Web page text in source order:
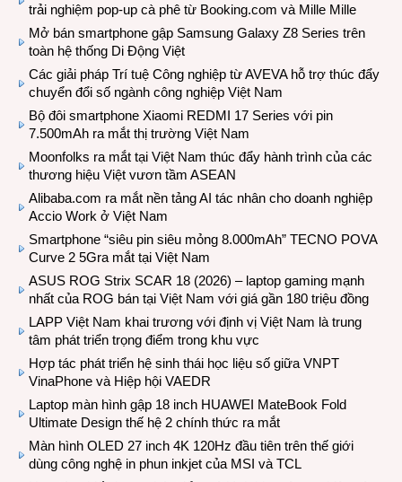
trải nghiệm pop-up cà phê từ Booking.com và Mille Mille
Mở bán smartphone gập Samsung Galaxy Z8 Series trên
toàn hệ thống Di Động Việt
Các giải pháp Trí tuệ Công nghiệp từ AVEVA hỗ trợ thúc đẩy
chuyển đổi số ngành công nghiệp Việt Nam
Bộ đôi smartphone Xiaomi REDMI 17 Series với pin
7.500mAh ra mắt thị trường Việt Nam
Moonfolks ra mắt tại Việt Nam thúc đẩy hành trình của các
thương hiệu Việt vươn tầm ASEAN
Alibaba.com ra mắt nền tảng AI tác nhân cho doanh nghiệp
Accio Work ở Việt Nam
Smartphone “siêu pin siêu mỏng 8.000mAh” TECNO POVA
Curve 2 5Gra mắt tại Việt Nam
ASUS ROG Strix SCAR 18 (2026) – laptop gaming mạnh
nhất của ROG bán tại Việt Nam với giá gần 180 triệu đồng
LAPP Việt Nam khai trương với định vị Việt Nam là trung
tâm phát triển trọng điểm trong khu vực
Hợp tác phát triển hệ sinh thái học liệu số giữa VNPT
VinaPhone và Hiệp hội VAEDR
Laptop màn hình gập 18 inch HUAWEI MateBook Fold
Ultimate Design thế hệ 2 chính thức ra mắt
Màn hình OLED 27 inch 4K 120Hz đầu tiên trên thế giới
dùng công nghệ in phun inkjet của MSI và TCL